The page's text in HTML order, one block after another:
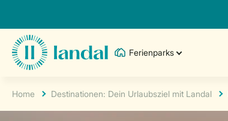
Ferienparks
Home Destinationen: Dein Urlaubsziel mit Landal